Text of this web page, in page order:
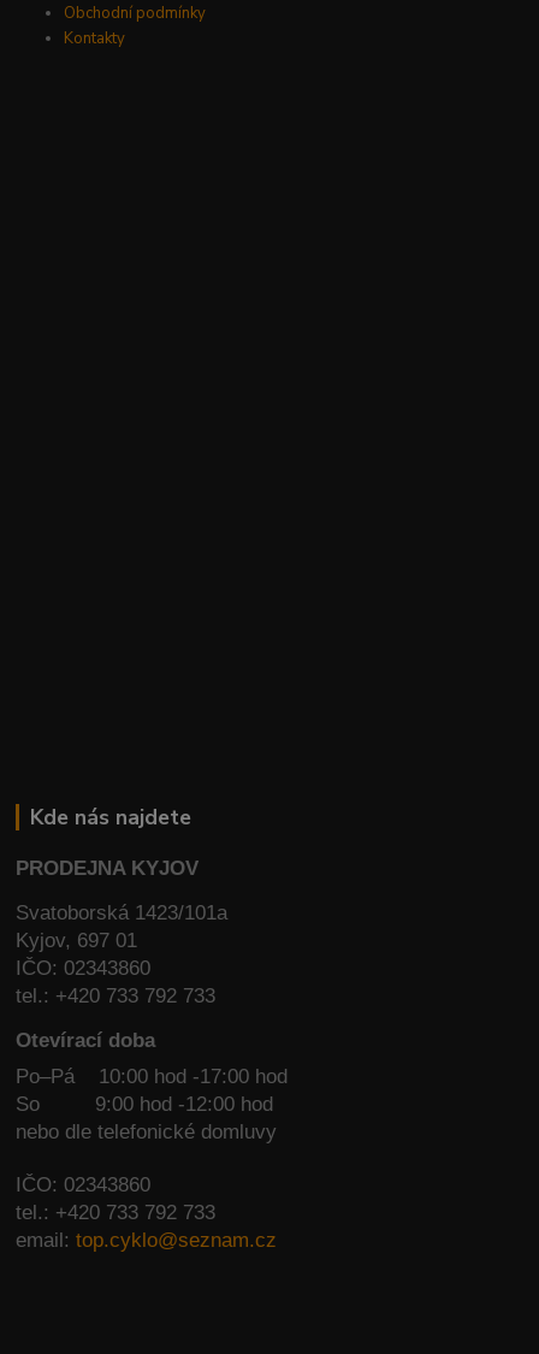
Obchodní podmínky
Kontakty
Kde nás najdete
PRODEJNA KYJOV
Svatoborská 1423/101a
Kyjov, 697 01
IČO: 02343860
tel.: +420 733 792 733
Otevírací doba
Po–Pá 10:00 hod -17:00 hod
So
9:00 hod -12:00 hod
nebo dle telefonické domluvy
IČO: 02343860
tel.: +420 733 792 733
email:top.cyklo@seznam.cz